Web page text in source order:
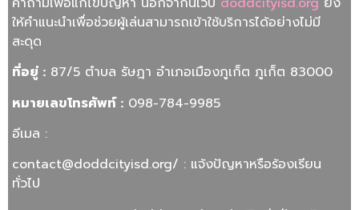
ให้คำแนะนำเพื่อช่วยผู้เล่นสามารถเข้าใช้บริการได้อย่างไม่มี
สะดุด
ที่อยู่ : 87/5 ตำบล รัษฎา อำเภอเมืองภูเก็ต ภูเก็ต 83000
หมายเลขโทรศัพท์ : 098-784-9985
อีเมล :
contact@doddcityisd.org/ : แจ้งปัญหาหรือร้องเรียน
ทั่วไป